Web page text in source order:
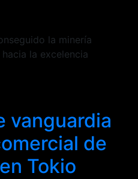
la minería
la excelencia
vanguardia
de
Tokio